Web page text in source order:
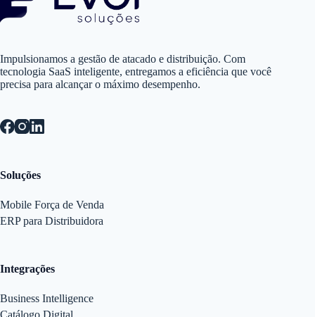
Impulsionamos a gestão de atacado e distribuição. Com
tecnologia SaaS inteligente, entregamos a eficiência que você
precisa para alcançar o máximo desempenho.
Soluções
Mobile Força de Venda
ERP para Distribuidora
Integrações
Business Intelligence
Catálogo Digital